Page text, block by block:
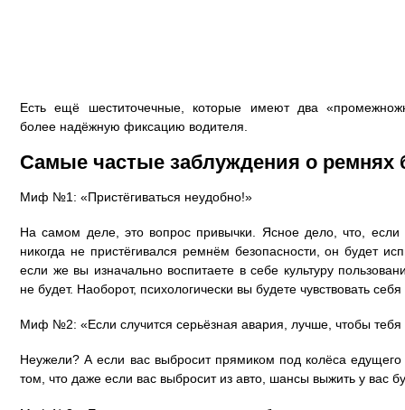
Есть ещё шеститочечные, которые имеют два
более надёжную фиксацию водителя.
Самые частые заблуждения о ремнях
Миф №1: «Пристёгиваться неудобно!»
На самом деле, это вопрос привычки. Ясное дело, что, если
никогда не пристёгивался ремнём безопасности, он будет
если же вы изначально воспитаете в себе культуру
не будет. Наоборот, психологически вы будете чувствовать
Миф №2: «Если случится серьёзная авария, лучше, чтобы
Неужели? А если вас выбросит прямиком под колёса едущего
том, что даже если вас выбросит из авто, шансы выжить у вас